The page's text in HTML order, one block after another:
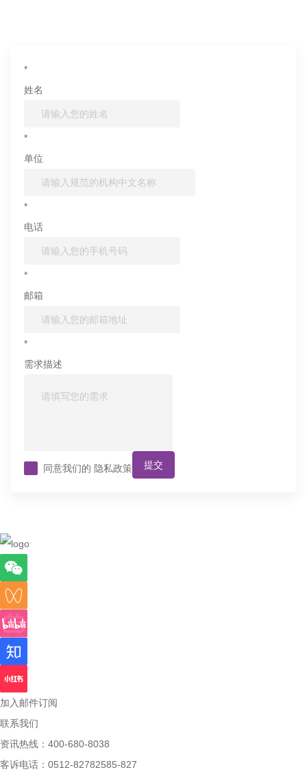
*
姓名
*
单位
*
电话
*
邮箱
*
需求描述
同意我们的 隐私政策 提交
加入邮件订阅
联系我们
资讯热线：400-680-8038
客诉电话：0512-82782585-827